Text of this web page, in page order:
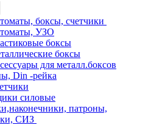
боксы, счетчики
УЗО
боксы
боксы
для металл.боксов
Din -рейка
силовые
патроны,
СИЗ